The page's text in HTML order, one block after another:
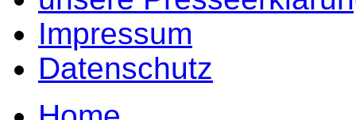
Impressum
Datenschutz